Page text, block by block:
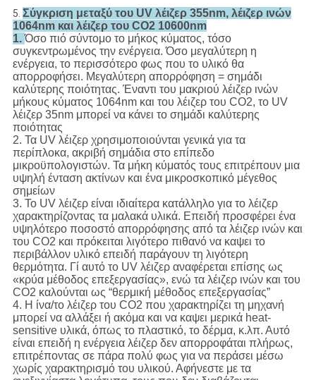
5. Σύγκριση μεταξύ του UV λέιζερ 355nm, λέιζερ ινών
1064nm και λέιζερ του CO2 10600nm
1.Όσο πιό σύντομο το μήκος κύματος, τόσο
συγκεντρωμένος την ενέργεια. Όσο μεγαλύτερη η
ενέργεια, το περισσότερο φως που το υλικό θα
απορροφήσει. Μεγαλύτερη απορρόφηση = σημάδι
καλύτερης ποιότητας. Έναντι του μακριού λέιζερ ινών
μήκους κύματος 1064nm και του λέιζερ του CO2, το UV
λέιζερ 35nm μπορεί να κάνει το σημάδι καλύτερης
ποιότητας
2. Τα UV λέιζερ χρησιμοποιούνται γενικά για τα
περίπλοκα, ακριβή σημάδια στο επίπεδο
μικροϋπολογιστών. Τα μήκη κύματός τους επιτρέπουν μια
υψηλή ένταση ακτίνων και ένα μικροσκοπικό μέγεθος
σημείων
3. Το UV λέιζερ είναι ιδιαίτερα κατάλληλο για το λέιζερ
χαρακτηρίζοντας τα μαλακά υλικά. Επειδή προσφέρει ένα
υψηλότερο ποσοστό απορρόφησης από τα λέιζερ ινών και
του CO2 και πρόκειται λιγότερο πιθανό να καψει το
περιβάλλον υλικό επειδή παράγουν τη λιγότερη
θερμότητα. Γί αυτό το UV λέιζερ αναφέρεται επίσης ως
«κρύα μέθοδος επεξεργασίας», ενώ τα λέιζερ ινών και του
CO2 καλούνται ως “θερμική μέθοδος επεξεργασίας”
4. Η ίνα/το λέιζερ του CO2 που χαρακτηρίζει τη μηχανή
μπορεί να αλλάξει ή ακόμα και να καψει μερικά heat-
sensitive υλικά, όπως το πλαστικό, το δέρμα, κ.λπ. Αυτό
είναι επειδή η ενέργεια λέιζερ δεν απορροφάται πλήρως,
επιτρέποντας σε πάρα πολύ φως για να περάσει μέσω
χωρίς χαρακτηρισμό του υλικού. Αφήνεστε με τα